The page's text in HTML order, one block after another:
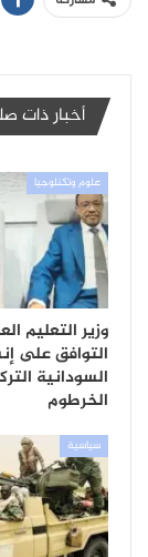
أخبار ذات
علوم وتكنلوجيا
وزير التعليم
التوافق على
السودانية
الخرطوم
سياسية